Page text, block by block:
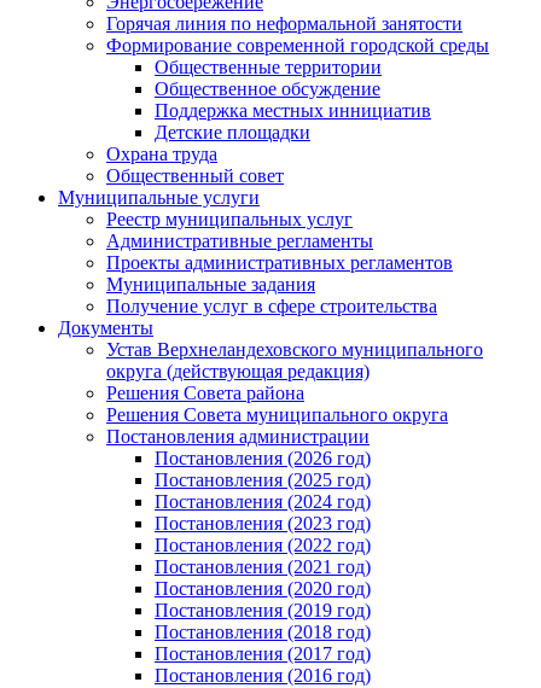
Горячая линия по неформальной занятости
Формирование современной городской среды
Общественные территории
Общественное обсуждение
Поддержка местных иннициатив
Детские площадки
Охрана труда
Общественный совет
Муниципальные услуги
Реестр муниципальных услуг
Административные регламенты
Проекты административных регламентов
Муниципальные задания
Получение услуг в сфере строительства
Документы
Устав Верхнеландеховского муниципального
округа (действующая редакция)
Решения Совета района
Решения Совета муниципального округа
Постановления администрации
Постановления (2026 год)
Постановления (2025 год)
Постановления (2024 год)
Постановления (2023 год)
Постановления (2022 год)
Постановления (2021 год)
Постановления (2020 год)
Постановления (2019 год)
Постановления (2018 год)
Постановления (2017 год)
Постановления (2016 год)